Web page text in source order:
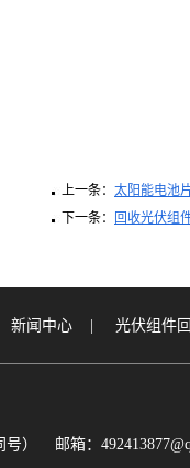
上一条： 太阳能电池
下一条：
回收光伏组
新闻中心 光伏组件
号） 邮箱：